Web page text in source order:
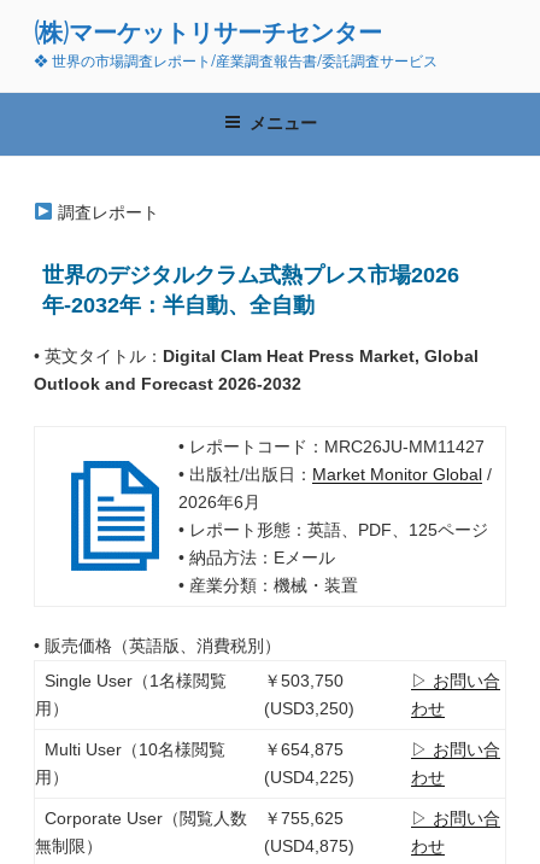
ン
(株)マーケットリサーチセンター
❖ 世界の市場調査レポート/産業調査報告書/委託調査サービス
メニュー
調査レポート
世界のデジタルクラム式熱プレス市場2026
年-2032年：半自動、全自動
• 英文タイトル： Digital Clam Heat Press Market, Global
Outlook and Forecast 2026-2032
• レポートコード：MRC26JU-MM11427
• 出版社/出版日： Market Monitor Global/
2026年6月
• レポート形態：英語、PDF、125ページ
• 納品方法：Eメール
• 産業分類：機械・装置
• 販売価格（英語版、消費税別）
Single User（1名様閲覧
用）
￥503,750
(USD3,250)
▷ お問い合
わせ
Multi User（10名様閲覧
用）
￥654,875
(USD4,225)
▷ お問い合
わせ
Corporate User（閲覧人数
無制限）
￥755,625
(USD4,875)
▷ お問い合
わせ